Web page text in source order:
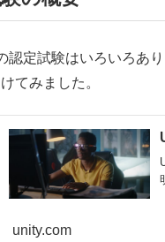
認定試験はいろいろあ
てみました。
unity.com